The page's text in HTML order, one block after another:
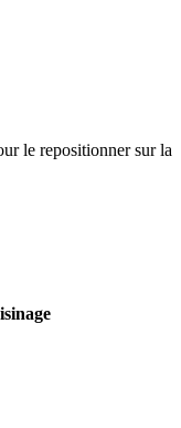
le repositionner sur la